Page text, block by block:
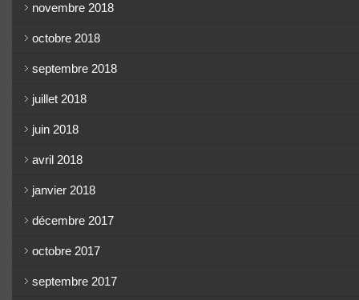
novembre 2018
octobre 2018
septembre 2018
juillet 2018
juin 2018
avril 2018
janvier 2018
décembre 2017
octobre 2017
septembre 2017